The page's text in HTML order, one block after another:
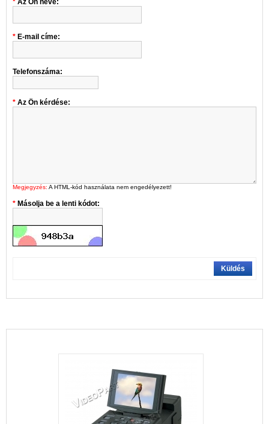
Az Ön neve:
E-mail címe:
Telefonszáma:
Az Ön kérdése:
Megjegyzés: A HTML-kód használata nem engedélyezett!
Másolja be a lenti kódot:
Küldés